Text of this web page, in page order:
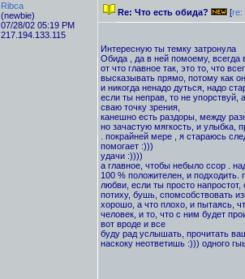
Ribca
(newbie)
07/28/02 05:19 PM
217.194.133.115
Re: Что есть обида? [re:
Интересную ты темку затронула
Обида , да в ней помоему, всегда
от что главное так, это то, что
высказывать прямо, потому как
и никогда ненадо дуться, надо
если ты неправ, то не упорствуй,
сваю точку зрения,
канешно есть раздоры, между
но зачастую мягкость, и улыбка,
. покрайней мере , я стараюсь
помогает :)))
удачи :))))
а главное, чтобы небыло ссор .
100 % положителен, и
любви, если ты просто
потиху, бушь, спомсобствовать
хорошо, а что плохо, и пытаясь,
человек, и то, что с ним будет
вот вроде и все
буду рад услышать, прочитать
наскоку неответишь :))) одного